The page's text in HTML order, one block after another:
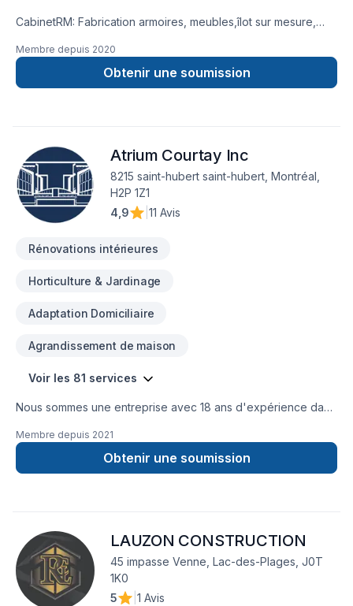
CabinetRM: Fabrication armoires, meubles,îlot sur mesure,
cuisine et salle de bain, douche en céramique , installation
moulure , porte , fenêtre , plancher bois franc et autre ,
céramique, cellier sous escalier, douche vapeur, ect..... tout
Venez voir notre page FB sous cabinetrm.
Membre depuis 2020
Obtenir une soumission
Atrium Courtay Inc
8215 saint-hubert saint-hubert, Montréal,
H2P 1Z1
4,9
11 Avis
Rénovations intérieures
Horticulture & Jardinage
Adaptation Domiciliaire
Agrandissement de maison
Voir les 81 services
Nous sommes une entreprise avec 18 ans d'expérience dans
spécialisés dans le domaine de la rénovation et de la
construction, ainsi que dans divers types de travaux de
réparation et de modification dans les secteurs résidentiel,
Membre depuis 2021
Obtenir une soumission
LAUZON CONSTRUCTION
45 impasse Venne, Lac-des-Plages, J0T
1K0
5
1 Avis